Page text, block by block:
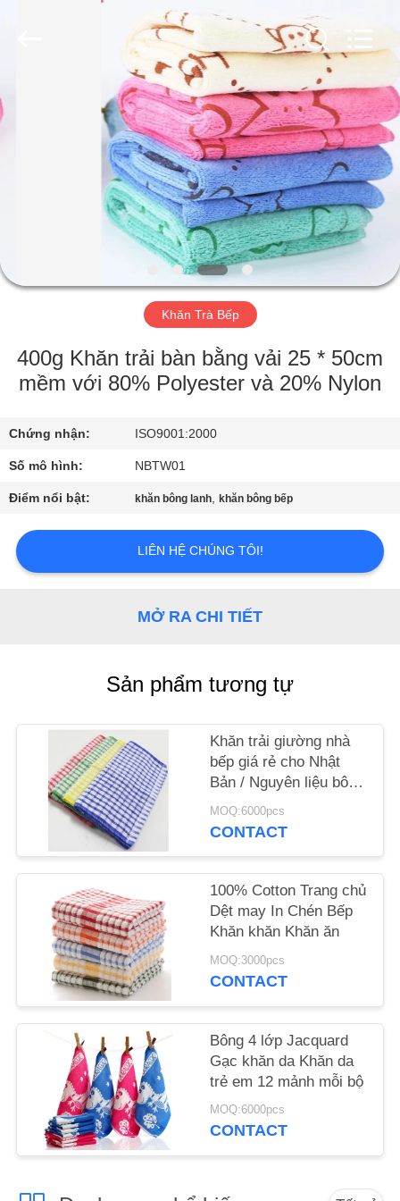
TRANG
CHỦ
VỀ
TÔI
QUAN
NHÀ
MÁY
KIỂM
SOÁT
HỆ
CHÚNG
ĐỒ
TRANG
WEB
PRIVACY
POLICY
Khăn Trà Bếp
400g Khăn trải bàn bằng vải 25 * 50cm
mềm với 80% Polyester và 20% Nylon
Chứng nhận: ISO9001:2000
Số mô hình: NBTW01
Điểm nổi bật: khăn bông lanh,khăn bông bếp
LIÊN HỆ CHÚNG TÔI!
MỞ RA CHI TIẾT
Sản phẩm tương tự
Khăn trải giường nhà
bếp giá rẻ cho Nhật
Bản / Nguyên liệu bông
vải chè bán buôn
MOQ:6000pcs
CONTACT
100% Cotton Trang chủ
Dệt may In Chén Bếp
Khăn khăn Khăn ăn
MOQ:3000pcs
CONTACT
Bông 4 lớp Jacquard
Gạc khăn da Khăn da
trẻ em 12 mảnh mỗi bộ
MOQ:6000pcs
CONTACT